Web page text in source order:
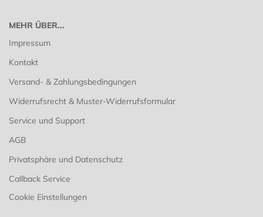
MEHR ÜBER...
Impressum
Kontakt
Versand- & Zahlungsbedingungen
Widerrufsrecht & Muster-Widerrufsformular
Service und Support
AGB
Privatsphäre und Datenschutz
Callback Service
Cookie Einstellungen